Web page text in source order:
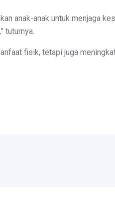
anak-anak untuk menjaga
tuturnya.
fisik, tetapi juga